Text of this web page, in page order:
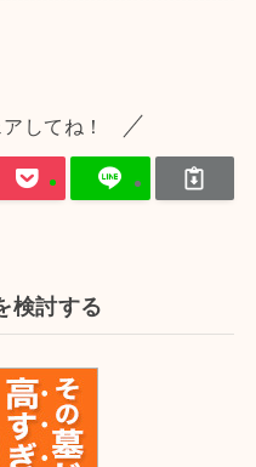
してね！
検討する